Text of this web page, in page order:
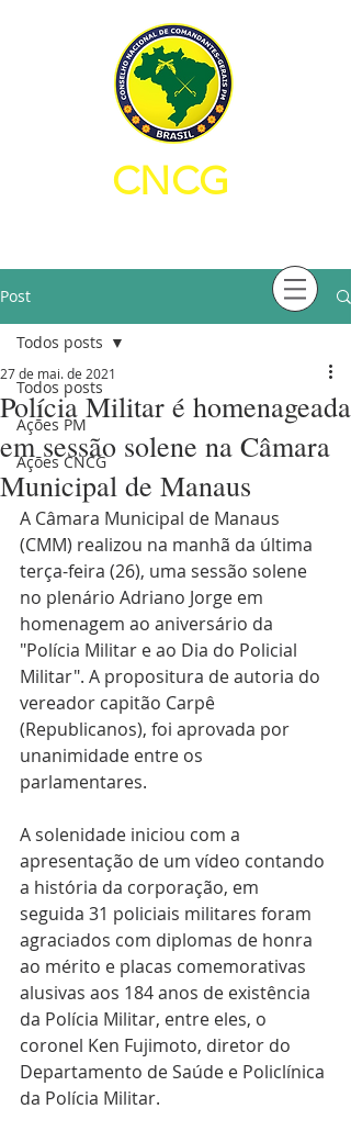
CNCG
Post
Todos posts
Ações PM
Ações CNCG
Todos posts
Polícia Militar é homenageada
em sessão solene na Câmara
Municipal de Manaus
27 de mai. de 2021
A Câmara Municipal de Manaus
(CMM) realizou na manhã da última
terça-feira (26), uma sessão solene
no plenário Adriano Jorge em
homenagem ao aniversário da
"Polícia Militar e ao Dia do Policial
Militar". A propositura de autoria do
vereador capitão Carpê
(Republicanos), foi aprovada por
unanimidade entre os
parlamentares.
A solenidade iniciou com a
apresentação de um vídeo contando
a história da corporação, em
seguida 31 policiais militares foram
agraciados com diplomas de honra
ao mérito e placas comemorativas
alusivas aos 184 anos de existência
da Polícia Militar, entre eles, o
coronel Ken Fujimoto, diretor do
Departamento de Saúde e Policlínica
da Polícia Militar.